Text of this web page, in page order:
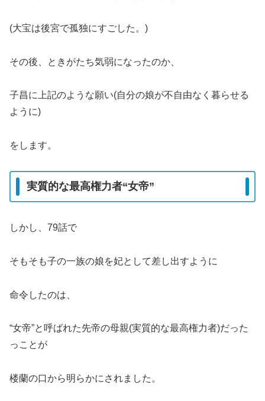
(大宝は後宮で孤独にすごした。)
その後、ときがたち気弱になったのか、
子昌に上記のような願い(自分の娘が不自由なく暮らせる
ように)
をします。
実質的な最高権力者“女帝”
しかし、79話で
そもそも子の一族の娘を妃として差し出すように
命令したのは、
“女帝”と呼ばれた先帝の母親(実質的な最高権力者)だった
っことが
楼蘭の口から明らかにされました。